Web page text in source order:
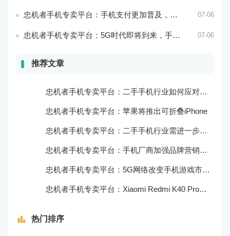
忠机者手机专卖平台：手机支付更加普及，移动支付将成为主流 07-06
忠机者手机专卖平台：5G时代即将到来，手机市场面临新机遇与挑战 07-06
推荐文章
忠机者手机专卖平台：二手手机行业如何应对新消费升级的趋势
忠机者手机专卖平台：苹果将推出可折叠iPhone
忠机者手机专卖平台：二手手机行业需进一步扩大市场份额
忠机者手机专卖平台：手机厂商加强品牌营销和用户服务
忠机者手机专卖平台：5G网络改变手机游戏市场格局
忠机者手机专卖平台：Xiaomi Redmi K40 Pro发布，搭载顶级的处理器和优秀的摄像头
热门排序